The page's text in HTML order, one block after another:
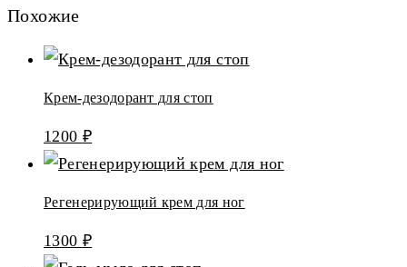
Похожие
Крем-дезодорант для стоп
1200 ₽
Регенерирующий крем для ног
1300 ₽